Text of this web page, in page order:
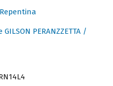
GILSON PERANZZETTA /